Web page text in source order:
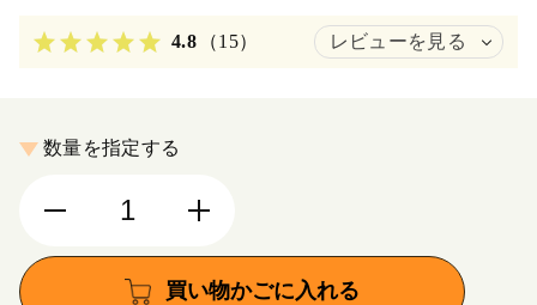
4.8 （15） レビューを見る
数量を指定する
買い物かごに入れる